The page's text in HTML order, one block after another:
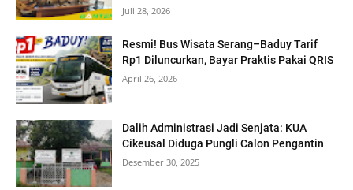
Juli 28, 2026
Resmi! Bus Wisata Serang–Baduy Tarif
Rp1 Diluncurkan, Bayar Praktis Pakai QRIS
April 26, 2026
Dalih Administrasi Jadi Senjata: KUA
Cikeusal Diduga Pungli Calon Pengantin
Desember 30, 2025